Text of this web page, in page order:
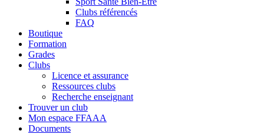
Clubs référencés
FAQ
Boutique
Formation
Grades
Clubs
Licence et assurance
Ressources clubs
Recherche enseignant
Trouver un club
Mon espace FFAAA
Documents